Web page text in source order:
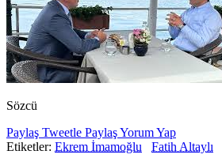
Sözcü
Paylaş Tweetle PaylaşYorum Yap
Etiketler: Ekrem İmamoğlu Fatih Altaylı